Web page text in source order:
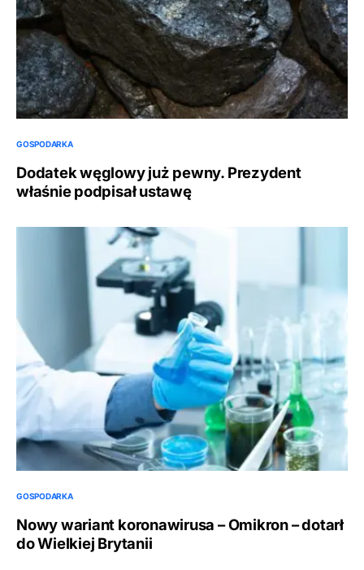
GOSPODARKA
Dodatek węglowy już pewny. Prezydent
właśnie podpisał ustawę
GOSPODARKA
Nowy wariant koronawirusa – Omikron – dotarł
do Wielkiej Brytanii